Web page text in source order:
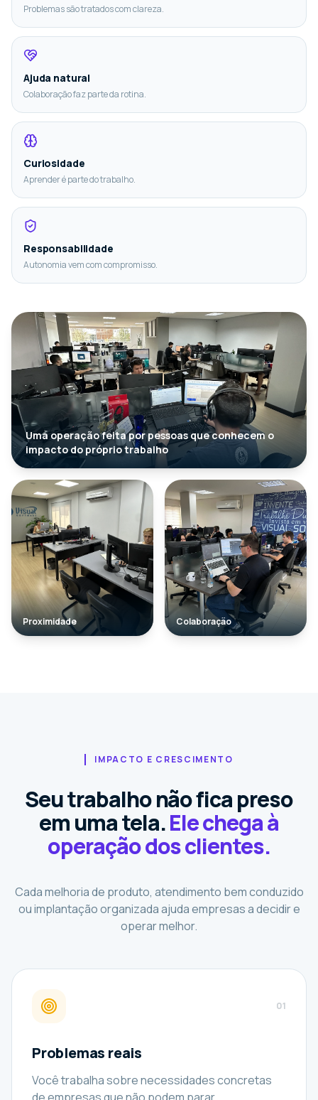
Problemas são tratados com clareza.
Ajuda natural
Colaboração faz parte da rotina.
Curiosidade
Aprender é parte do trabalho.
Responsabilidade
Autonomia vem com compromisso.
Uma operação feita por pessoas que conhecem o
impacto do próprio trabalho
Proximidade Colaboração
IMPACTO E CRESCIMENTO
Seu trabalho não fica preso
em uma tela.Ele chega à
operação dos clientes.
Cada melhoria de produto, atendimento bem conduzido
ou implantação organizada ajuda empresas a decidir e
operar melhor.
01
Problemas reais
Você trabalha sobre necessidades concretas